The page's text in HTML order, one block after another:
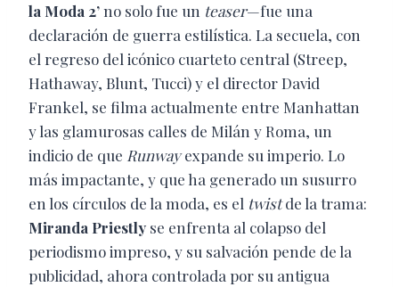
la Moda 2’no solo fue un teaser—fue una
declaración de guerra estilística. La secuela, con
el regreso del icónico cuarteto central (Streep,
Hathaway, Blunt, Tucci) y el director David
Frankel, se filma actualmente entre Manhattan
y las glamurosas calles de Milán y Roma, un
indicio de que Runwayexpande su imperio. Lo
más impactante, y que ha generado un susurro
en los círculos de la moda, es el twistde la trama:
Miranda Priestly se enfrenta al colapso del
periodismo impreso, y su salvación pende de la
publicidad, ahora controlada por su antigua